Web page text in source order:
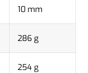
10 mm
286 g
254 g